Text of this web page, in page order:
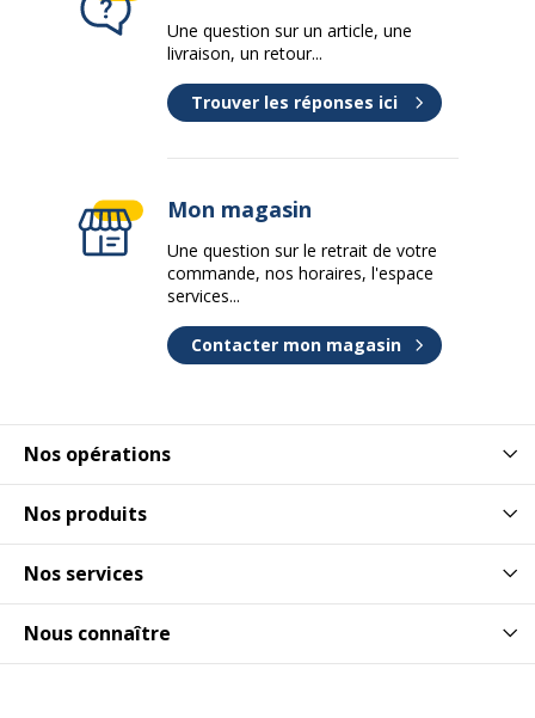
Nos opérations
Nos produits
Nos services
Nous connaître
Une question sur un article, une
livraison, un retour...
Trouver les réponses ici
Mon magasin
Une question sur le retrait de votre
commande, nos horaires, l'espace
services...
Contacter mon magasin